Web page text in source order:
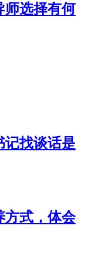
师选择有何
记找谈话是
方式，体会